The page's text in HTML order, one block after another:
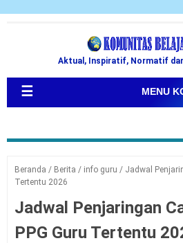
Aktual, Inspiratif, Normatif
☰ MENU
Beranda / Berita / info guru / Jadwal
Tertentu 2026
Jadwal Penjaringan
PPG Guru Tertentu